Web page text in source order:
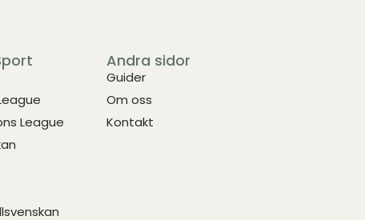
League
Andra sidor
Guider
Om oss
Kontakt